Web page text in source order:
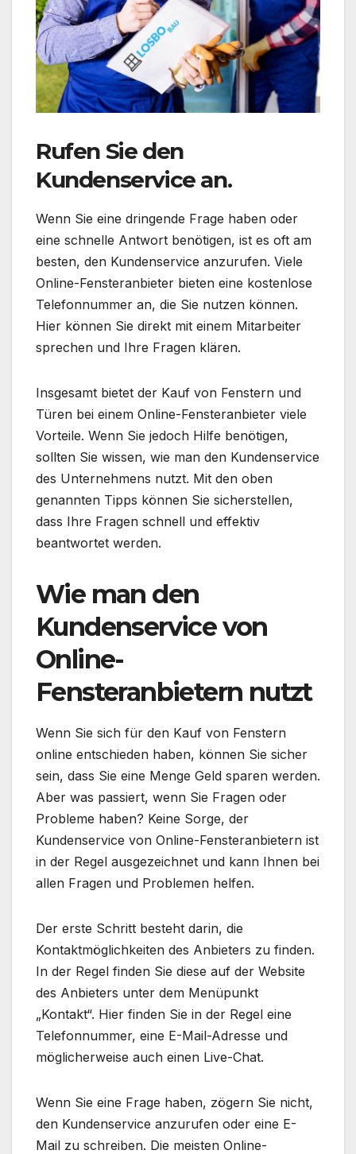
Rufen Sie den
Kundenservice an.
Wenn Sie eine dringende Frage haben oder
eine schnelle Antwort benötigen, ist es oft am
besten, den Kundenservice anzurufen. Viele
Online-Fensteranbieter bieten eine kostenlose
Telefonnummer an, die Sie nutzen können.
Hier können Sie direkt mit einem Mitarbeiter
sprechen und Ihre Fragen klären.
Insgesamt bietet der Kauf von Fenstern und
Türen bei einem Online-Fensteranbieter viele
Vorteile. Wenn Sie jedoch Hilfe benötigen,
sollten Sie wissen, wie man den Kundenservice
des Unternehmens nutzt. Mit den oben
genannten Tipps können Sie sicherstellen,
dass Ihre Fragen schnell und effektiv
beantwortet werden.
Wie man den
Kundenservice von
Online-
Fensteranbietern nutzt
Wenn Sie sich für den Kauf von Fenstern
online entschieden haben, können Sie sicher
sein, dass Sie eine Menge Geld sparen werden.
Aber was passiert, wenn Sie Fragen oder
Probleme haben? Keine Sorge, der
Kundenservice von Online-Fensteranbietern ist
in der Regel ausgezeichnet und kann Ihnen bei
allen Fragen und Problemen helfen.
Der erste Schritt besteht darin, die
Kontaktmöglichkeiten des Anbieters zu finden.
In der Regel finden Sie diese auf der Website
des Anbieters unter dem Menüpunkt
„Kontakt“. Hier finden Sie in der Regel eine
Telefonnummer, eine E-Mail-Adresse und
möglicherweise auch einen Live-Chat.
Wenn Sie eine Frage haben, zögern Sie nicht,
den Kundenservice anzurufen oder eine E-
Mail zu schreiben. Die meisten Online-